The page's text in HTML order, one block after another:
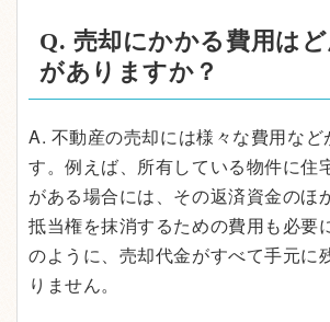
Q. 売却にかかる費用は
がありますか？
A. 不動産の売却には様々な費用など
す。例えば、所有している物件に住
がある場合には、その返済資金のほ
抵当権を抹消するための費用も必要
のように、売却代金がすべて手元に
りません。